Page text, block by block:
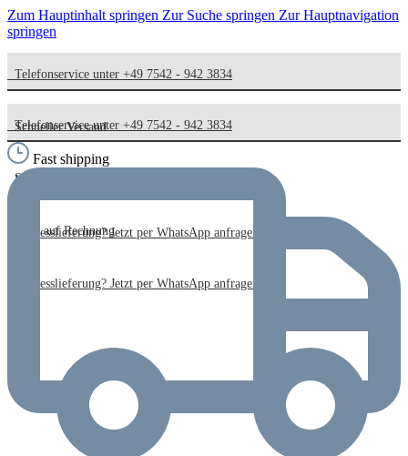
Zum Hauptinhalt springen Zur Suche springen Zur Hauptnavigation
springen
Telefonservice unter +49 7542 - 942 3834
Schneller Versand
Kauf auf Rechnung
Expresslieferung? Jetzt per WhatsApp anfragen!
Telefonservice unter +49 7542 - 942 3834
Schneller Versand
Kauf auf Rechnung
Expresslieferung? Jetzt per WhatsApp anfragen!
Fast shipping